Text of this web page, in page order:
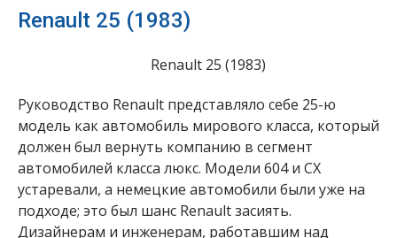
Renault 25 (1983)
Renault 25 (1983)
Руководство Renault представляло себе 25-ю
модель как автомобиль мирового класса, который
должен был вернуть компанию в сегмент
автомобилей класса люкс. Модели 604 и CX
устаревали, а немецкие автомобили были уже на
подходе; это был шанс Renault засиять.
Дизайнерам и инженерам, работавшим над